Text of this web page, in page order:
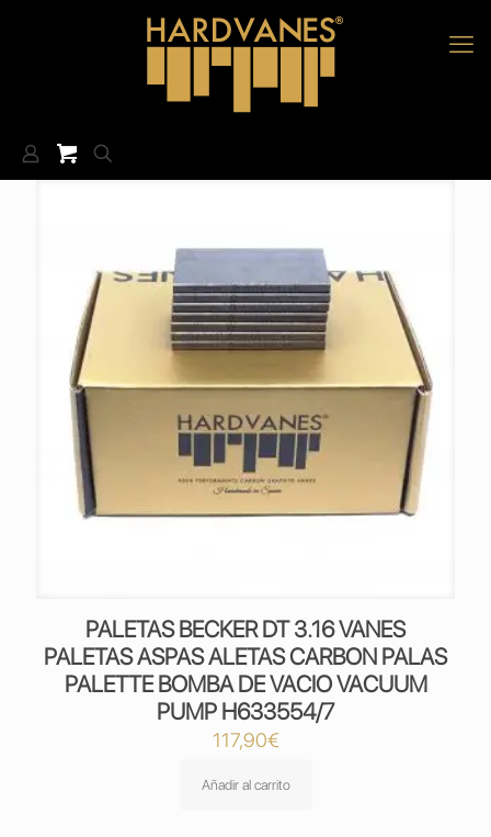
PALETAS BECKER DT 3.16 VANES
PALETAS ASPAS ALETAS CARBON PALAS
PALETTE BOMBA DE VACIO VACUUM
PUMP H633554/7
117,90€
Añadir al carrito